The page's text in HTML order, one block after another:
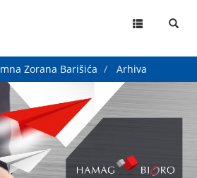
MENU
Zorana Barišića Arhiva